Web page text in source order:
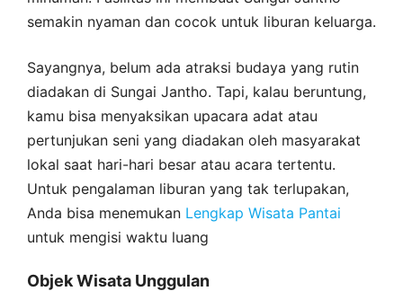
semakin nyaman dan cocok untuk liburan keluarga.
Sayangnya, belum ada atraksi budaya yang rutin
diadakan di Sungai Jantho. Tapi, kalau beruntung,
kamu bisa menyaksikan upacara adat atau
pertunjukan seni yang diadakan oleh masyarakat
lokal saat hari-hari besar atau acara tertentu.
Untuk pengalaman liburan yang tak terlupakan,
Anda bisa menemukan Lengkap Wisata Pantai
untuk mengisi waktu luang
Objek Wisata Unggulan